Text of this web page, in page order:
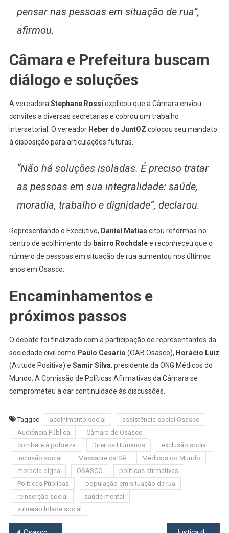
pensar nas pessoas em situação de rua”,
afirmou.
Câmara e Prefeitura buscam
diálogo e soluções
A vereadora Stephane Rossi explicou que a Câmara enviou
convites a diversas secretarias e cobrou um trabalho
intersetorial. O vereador Heber do JuntOZ colocou seu mandato
à disposição para articulações futuras.
“Não há soluções isoladas. É preciso tratar
as pessoas em sua integralidade: saúde,
moradia, trabalho e dignidade”, declarou.
Representando o Executivo, Daniel Matias citou reformas no
centro de acolhimento do bairro Rochdalee reconheceu que o
número de pessoas em situação de rua aumentou nos últimos
anos em Osasco.
Encaminhamentos e
próximos passos
O debate foi finalizado com a participação de representantes da
sociedade civil como Paulo Cesário (OAB Osasco), Horácio Luiz
(Atitude Positiva) e Samir Silva, presidente da ONG Médicos do
Mundo. A Comissão de Políticas Afirmativas da Câmara se
comprometeu a dar continuidade às discussões.
Tagged acolhimento social
assistência social Osasco
Audiência Pública
Câmara de Osasco
combate à pobreza
Direitos Humanos
exclusão social
inclusão social
Massacre da Sé
Médicos do Mundo
moradia digna
OSASCO
políticas afirmativas
Políticas Públicas
população em situação de rua
reinserção social
saúde mental
vulnerabilidade social